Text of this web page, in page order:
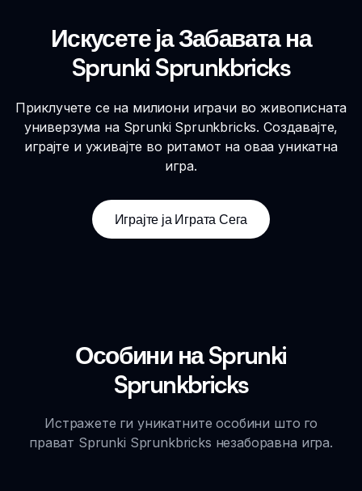
Искусете ја Забавата на
Sprunki Sprunkbricks
Приклучете се на милиони играчи во живописната
универзума на Sprunki Sprunkbricks. Создавајте,
играјте и уживајте во ритамот на оваа уникатна
игра.
Играјте ја Играта Сега
Особини на Sprunki
Sprunkbricks
Истражете ги уникатните особини што го
прават Sprunki Sprunkbricks незаборавна игра.